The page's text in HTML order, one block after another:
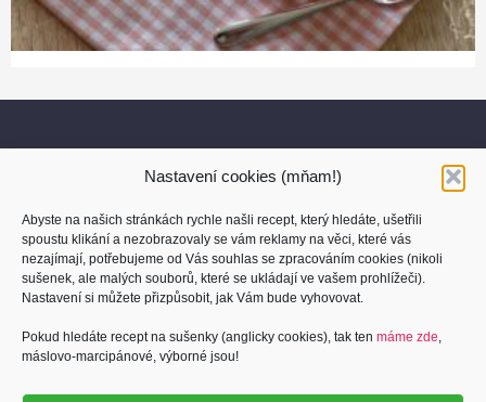
Nastavení cookies (mňam!)
Abyste na našich stránkách rychle našli recept, který hledáte, ušetřili
spoustu klikání a nezobrazovaly se vám reklamy na věci, které vás
nezajímají, potřebujeme od Vás souhlas se zpracováním cookies (nikoli
sušenek, ale malých souborů, které se ukládají ve vašem prohlížeči).
Nastavení si můžete přizpůsobit, jak Vám bude vyhovovat.
Pokud hledáte recept na sušenky (anglicky cookies), tak ten máme zde,
máslovo-marcipánové, výborné jsou!
O nás
Kontakt